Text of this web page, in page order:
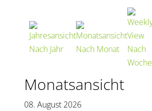
Nach Jahr Nach Monat
Nach
Woche
Monatsansicht
08. August 2026